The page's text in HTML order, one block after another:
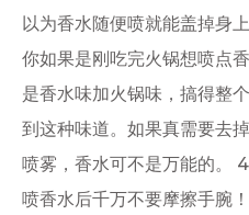
以为香水随便喷就能盖掉身
你如果是刚吃完火锅想喷点
是香水味加火锅味，搞得整
到这种味道。如果真需要去
喷雾，香水可不是万能的。
喷香水后千万不要摩擦手腕